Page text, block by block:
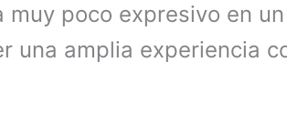
muy poco expresivo en
una amplia experiencia